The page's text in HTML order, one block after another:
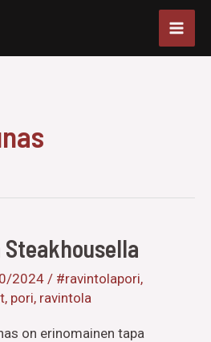
2024 / #ravintolapori,
, pori, ravintola
on erinomainen tapa